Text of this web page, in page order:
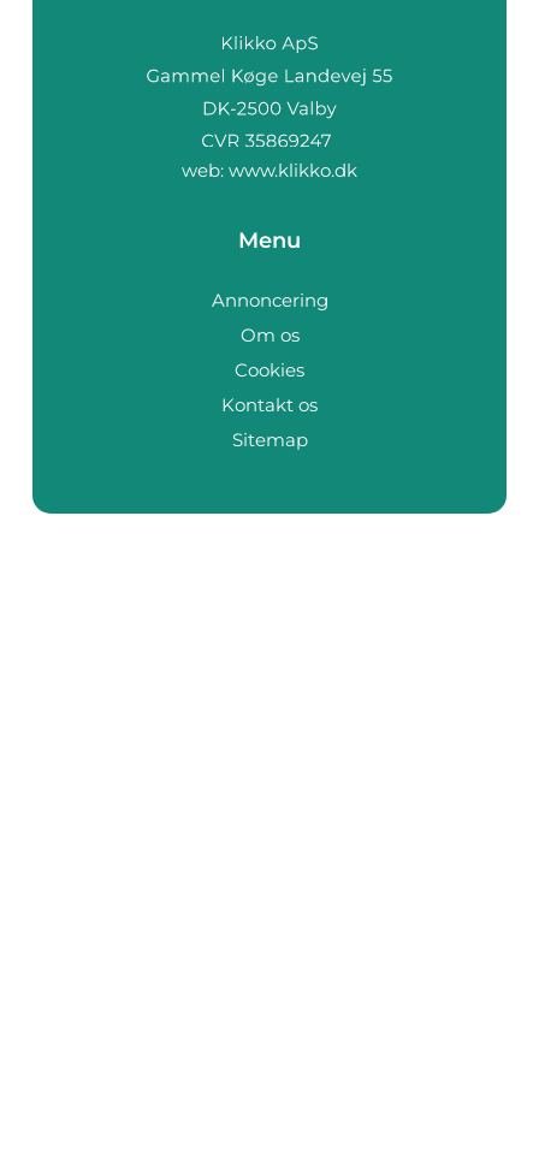
web: www.klikko.dk
Menu
Annoncering
Om os
Cookies
Kontakt os
Sitemap